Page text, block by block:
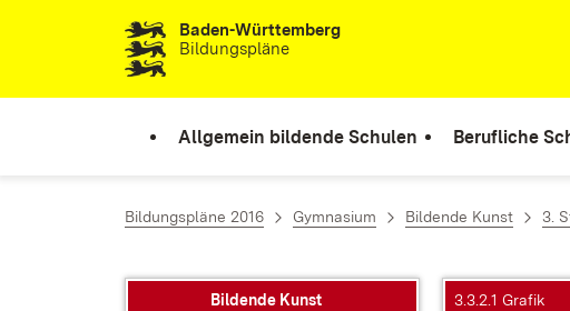
Zum Inhalt springenBaden-Württemberg
Bildungspläne
Allgemein bildende Schulen Berufliche
Bildungspläne 2016 Gymnasium Bildende Kunst 3.
Bildende Kunst 3.3.2.1 Grafik